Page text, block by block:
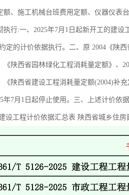
额、施工机械台班费用定额、仪器仪表
执行:一、2025年7月1日起新开工的建
定的计价依据执行。二、原 2004《陕
《陕西省园林绿化工程消耗量定额》、
《陕西省建设工程消耗量定额(2004)补
年7月1日起停止使用。三、上述计价
设工程计价依据汇总表 陕西省城乡住房